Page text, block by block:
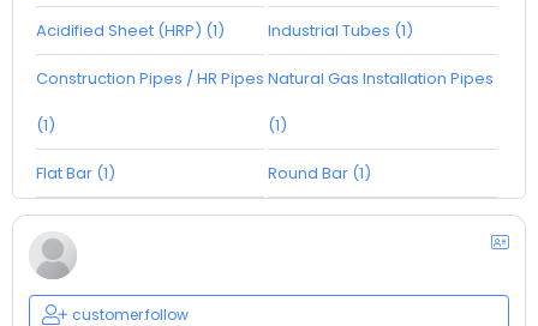
Acidified Sheet (HRP) (1) Industrial Tubes (1)
Construction Pipes / HR Pipes
(1)
Natural Gas Installation Pipes
(1)
Flat Bar (1) Round Bar (1)
customer.follow